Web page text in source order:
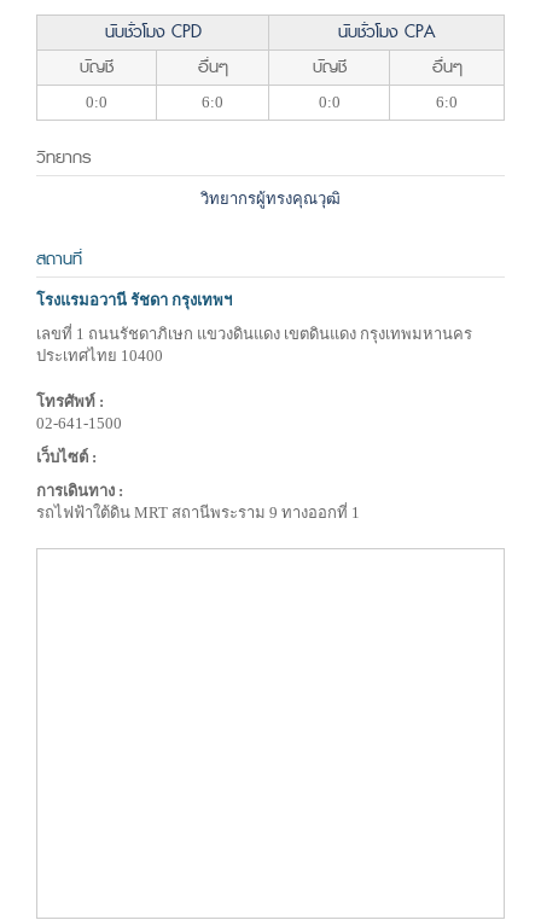
นับชั่วโมง CPD
นับชั่วโมง CPA
บัญชี
อื่นๆ บัญชี อื่นๆ
0:0 6:0 0:0 6:0
วิทยากร
วิทยากรผู้ทรงคุณวุฒิ
สถานที่
โรงแรมอวานี รัชดา กรุงเทพฯ
เลขที่ 1 ถนนรัชดาภิเษก แขวงดินแดง เขตดินแดง กรุงเทพมหานคร
ประเทศไทย 10400
โทรศัพท์ :
02-641-1500
เว็บไซต์ :
การเดินทาง :
รถไฟฟ้าใต้ดิน MRT สถานีพระราม 9 ทางออกที่ 1